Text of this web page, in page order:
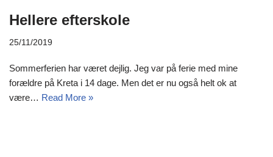
Hellere efterskole
25/11/2019
Sommerferien har været dejlig. Jeg var på ferie med mine
forældre på Kreta i 14 dage. Men det er nu også helt ok at
være… Read More »